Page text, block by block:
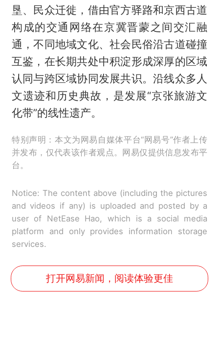
垦、民众迁徙，借由官方驿路和京西古道
构成的交通网络在京冀晋蒙之间交汇融
通，不同地域文化、社会民俗沿古道碰撞
互鉴，在长期共处中积淀形成深厚的区域
认同与跨区域协同发展共识。沿线众多人
文遗迹和历史典故，是发展“京张旅游文
化带”的线性遗产。
特别声明：本文为网易自媒体平台“网易号”作者上传
并发布，仅代表该作者观点。网易仅提供信息发布平
台。
Notice: The content above (including the pictures
and videos if any) is uploaded and posted by a
user of NetEase Hao, which is a social media
platform and only provides information storage
services.
打开网易新闻，阅读体验更佳